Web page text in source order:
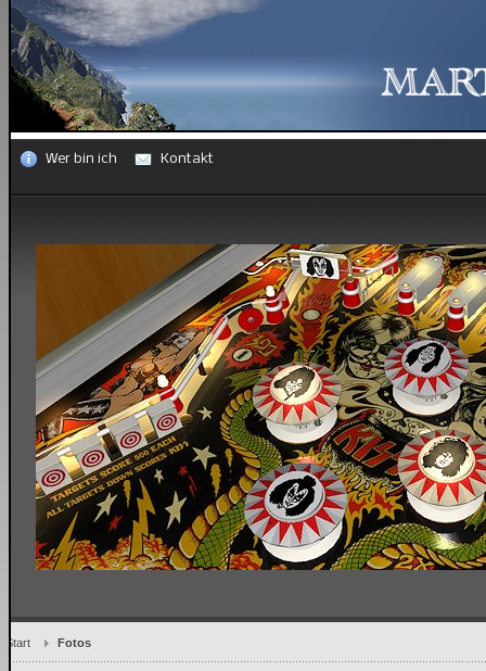
Wer bin ich Kontakt
Start Fotos